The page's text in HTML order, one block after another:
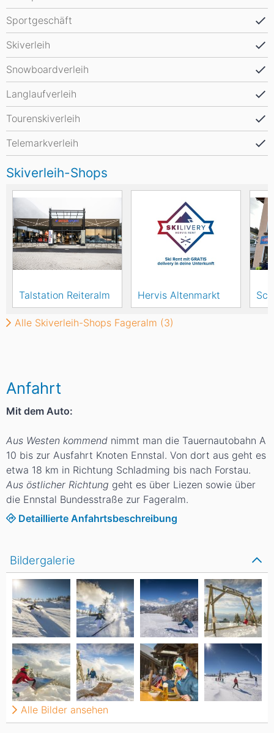
Sportgeschäft
Skiverleih
Snowboardverleih
Langlaufverleih
Tourenskiverleih
Telemarkverleih
Skiverleih-Shops
Talstation Reiteralm Hervis Altenmarkt
Alle Skiverleih-Shops Fageralm (3)
Anfahrt
Mit dem Auto:
Aus Westen kommend nimmt man die Tauernautobahn A
10 bis zur Ausfahrt Knoten Ennstal. Von dort aus geht es
etwa 18 km in Richtung Schladming bis nach Forstau.
Aus östlicher Richtung geht es über Liezen sowie über
die Ennstal Bundesstraße zur Fageralm.
Detaillierte Anfahrtsbeschreibung
Bildergalerie
Alle Bilder ansehen